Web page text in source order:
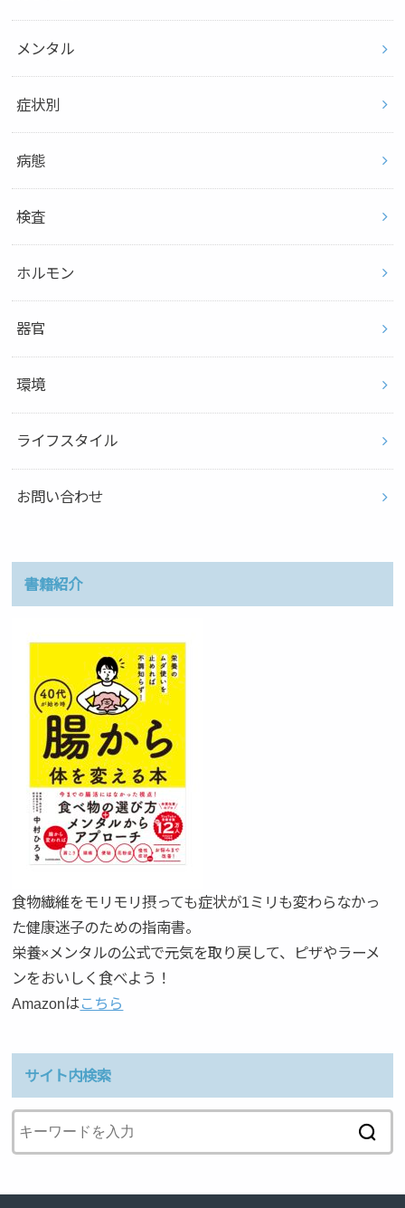
メンタル
症状別
病態
検査
ホルモン
器官
環境
ライフスタイル
お問い合わせ
書籍紹介
食物繊維をモリモリ摂っても症状が1ミリも変わらなかっ
た健康迷子のための指南書。
栄養×メンタルの公式で元気を取り戻して、ピザやラーメ
ンをおいしく食べよう！
Amazonはこちら
サイト内検索